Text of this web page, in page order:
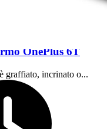
OnePlus 6T
graffiato, incrinato o...